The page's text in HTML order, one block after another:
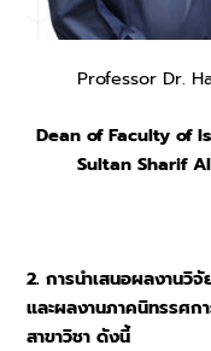
Professor Dr.
Dean of Faculty of
Sultan Sharif
2. การนำเสนอผลงาน
และผลงานภาคนิทรรศ
สาขาวิชา ดังนี้